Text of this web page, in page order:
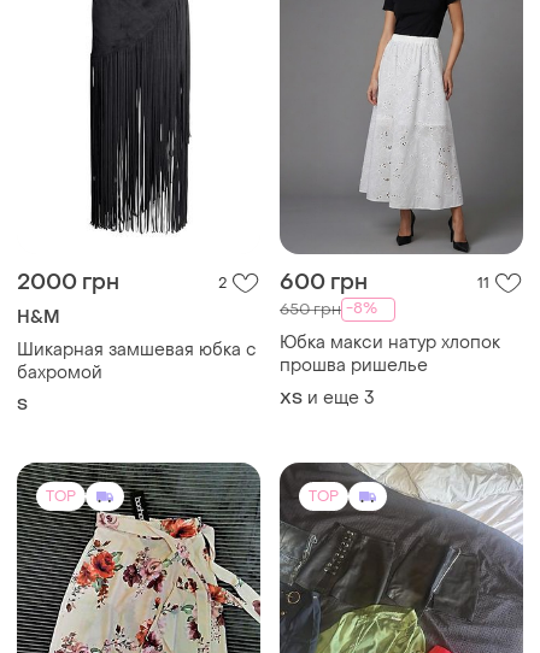
2000 грн 2
H&M
Шикарная замшевая юбка с
бахромой
S
600 грн 11
650 грн -8%
Юбка макси натур хлопок
прошва ришелье
ХS и еще 3
TOP TOP